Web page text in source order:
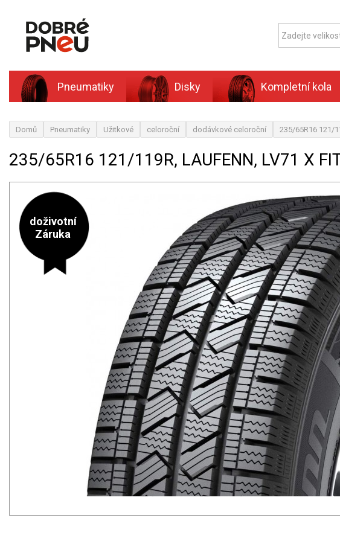
Pneumatiky Disky Kompletní kola
Domů Pneumatiky Užitkové celoroční dodávkové celoroční 235/65R16 121/
235/65R16 121/119R, LAUFENN, LV71 X
doživotní
Záruka